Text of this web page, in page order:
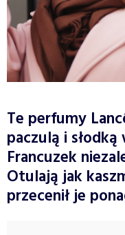
Te perfumy
paczulą i
Francuzek
Otulają jak
przecenił je